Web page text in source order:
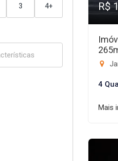
3 4+ R$
4
Mais